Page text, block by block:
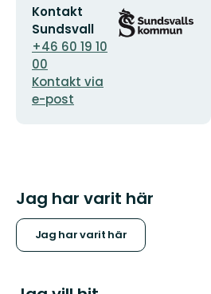
E-
postadress
Kontakt
Sundsvall
+46 60 19 10
00
Kontakt via
e-post
Organisationens
logotyp
Jag har varit här
Jag har varit här